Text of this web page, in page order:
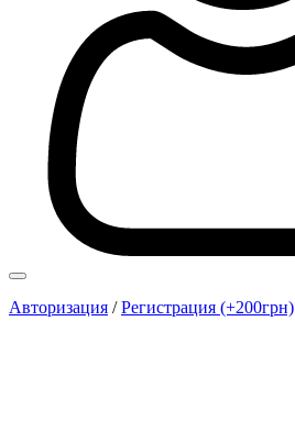
Авторизация /Регистрация (+200грн)